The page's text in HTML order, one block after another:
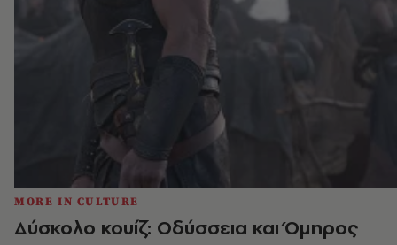
MORE IN CULTURE
Δύσκολο κουίζ: Οδύσσεια και Όμηρος